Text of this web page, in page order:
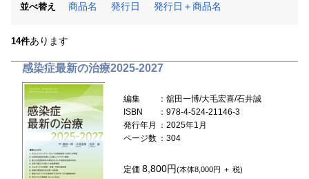
並べ替え 商品名 発行日 発行日＋商品名
14件あります
感染症最新の治療2025-2027
編集
：舘田一博/大毛宏喜/石井誠
ISBN
：978-4-524-21146-3
発行年月
：2025年1月
ページ数 ：304
定価8,800円(本体8,000円 ＋ 税)